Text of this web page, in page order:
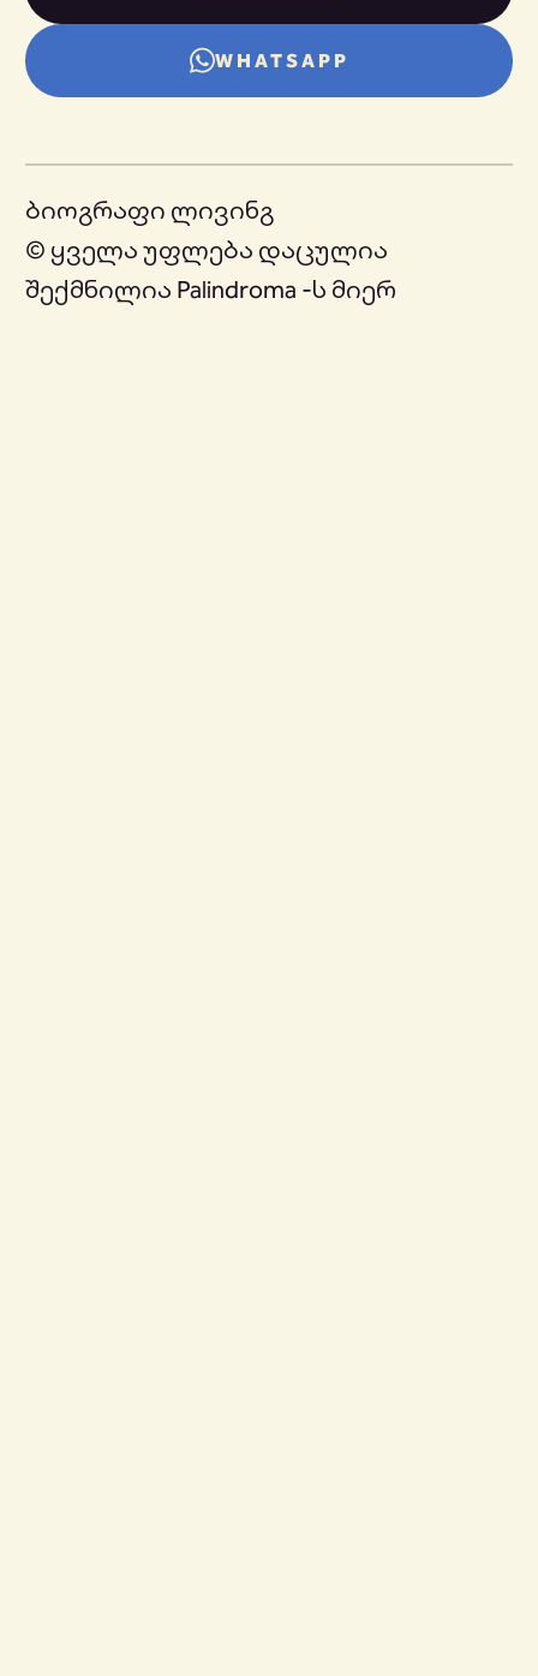
WHATSAPP
ბიოგრაფი ლივინგ
© ყველა უფლება დაცულია
შექმნილია Palindroma -ს მიერ